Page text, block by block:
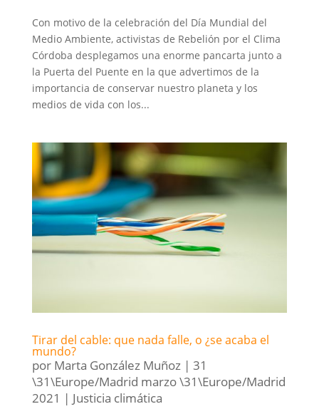
Con motivo de la celebración del Día Mundial del
Medio Ambiente, activistas de Rebelión por el Clima
Córdoba desplegamos una enorme pancarta junto a
la Puerta del Puente en la que advertimos de la
importancia de conservar nuestro planeta y los
medios de vida con los...
Tirar del cable: que nada falle, o ¿se acaba el
mundo?
por Marta González Muñoz| 31
\31\Europe/Madrid marzo \31\Europe/Madrid
2021 | Justicia climática